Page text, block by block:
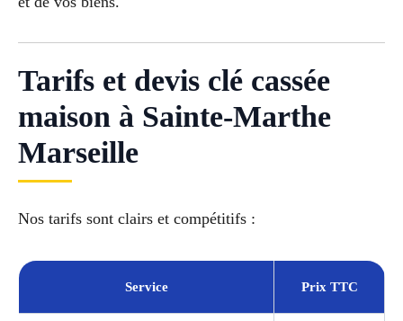
Tarifs et devis clé cassée
maison à Sainte-Marthe
Marseille
Nos tarifs sont clairs et compétitifs :
Service Prix TTC